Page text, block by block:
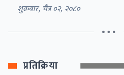
शुक्रबार, चैत्र ०२, २०८०
• • •
प्रतिक्रिया